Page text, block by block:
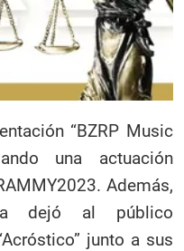
“BZRP Music
una actuación
Además,
dejó al público
junto a sus